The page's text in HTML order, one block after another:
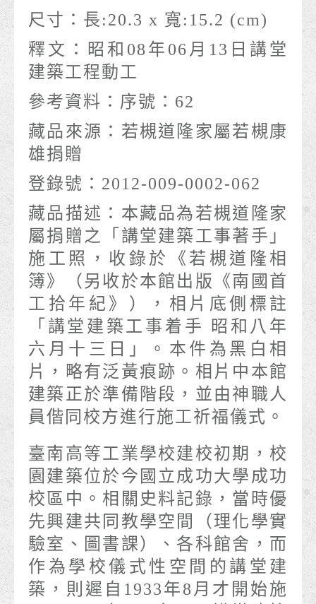
尺寸： 長:20.3 x 寬:15.2 (cm)
釋文：
昭和08年06月13日講堂
建築工程動工
參考資料： 序號：62
藏品來源： 若槻道隆家屬若槻康
雄捐贈
登錄號： 2012-009-0002-062
藏品描述： 本藏品為若槻道隆家
屬捐贈之「講堂建築工事著手」
施工照，收錄於《若槻道隆相
簿》（另收於本館出版《南國首
工拾年紀》），相片底側標註
「講堂建築工事着手 昭和八年
六月十三日」。本件為黑白相
片，略有泛黃痕跡。相片中本館
建築正於準備階段，並由神職人
員偕同校方進行施工祈福儀式。
臺南高等工業學校建校初期，校
園建築位於今國立成功大學成功
校區中。相關史料記錄，當時優
先興建共同教學空間（理化學實
驗室、圖書課）、各科館舍，而
作為學校儀式性空間的講堂建
築，則遲自1933年8月才開始施